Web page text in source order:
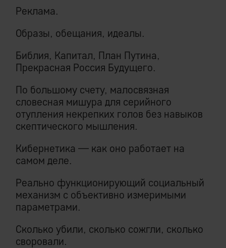
Реклама.
Образы, обещания, идеалы.
Библия, Капитал, План Путина,
Прекрасная Россия Будущего.
По большому счету, малосвязная
словесная мишура для серийного
отупления некрепких голов без навыков
скептического мышления.
Кибернетика — как оно работает на
самом деле.
Реально функционирующий социальный
механизм с объективно измеримыми
параметрами.
Сколько убили, сколько сожгли, сколько
своровали.